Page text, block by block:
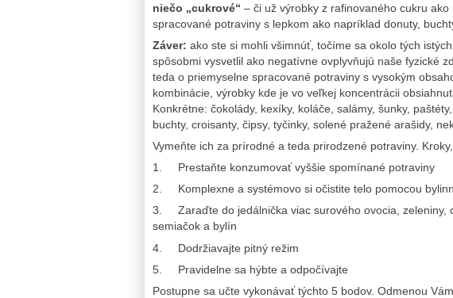
niečo „cukrové“ – či už výrobky z rafinovaného cukru
spracované potraviny s lepkom ako napríklad donuty,
Záver: ako ste si mohli všimnúť, točíme sa okolo tých
spôsobmi vysvetlil ako negatívne ovplyvňujú naše fyzické
teda o priemyselne spracované potraviny s vysokým
kombinácie, výrobky kde je vo veľkej koncentrácii
Konkrétne: čokolády, kexíky, koláče, salámy, šunky,
buchty, croisanty, čipsy, tyčinky, solené pražené arašidy,
Vymeňte ich za prírodné a teda prirodzené potraviny.
1. Prestaňte konzumovať vyššie spomínané potraviny
2. Komplexne a systémovo si očistite telo pomocou
3. Zaraďte do jedálnička viac surového ovocia, zeleniny,
semiačok a bylín
4. Dodržiavajte pitný režim
5. Pravidelne sa hýbte a odpočívajte
Postupne sa učte vykonávať týchto 5 bodov. Odmenou